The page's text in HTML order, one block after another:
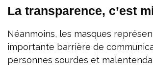
La transparence, c’est
Néanmoins, les masques
importante barrière de
personnes sourdes et